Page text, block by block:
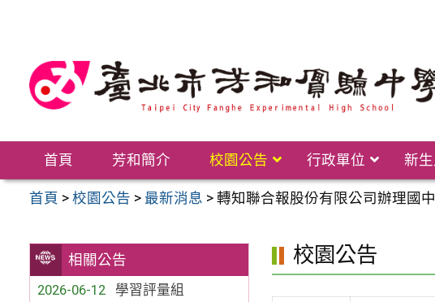
首頁 芳和簡介 校園公告 行政單位 新
首頁 >校園公告 > 最新消息 >轉知聯合報股份有限公司辦理國
相關公告
2026-06-12
學習評量組
校園公告